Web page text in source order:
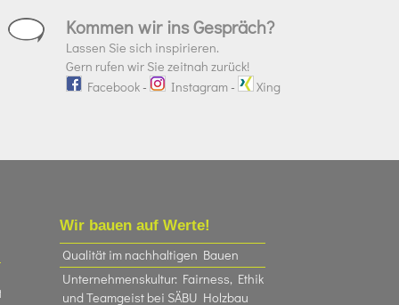
Kommen wir ins Gespräch?
Lassen Sie sich inspirieren.
Gern rufen wir Sie zeitnah zurück!
Facebook- Instagram- Xing
Wir bauen auf Werte!
Qualität im nachhaltigen Bauen
Unternehmenskultur: Fairness, Ethik
und Teamgeist bei SÄBU Holzbau​